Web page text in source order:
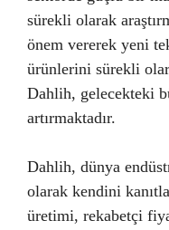
sürekli olarak
önem vererek yeni
ürünlerini sürekli
Dahlih, gelecekteki
artırmaktadır.
Dahlih, dünya
olarak kendini
üretimi, rekabetçi